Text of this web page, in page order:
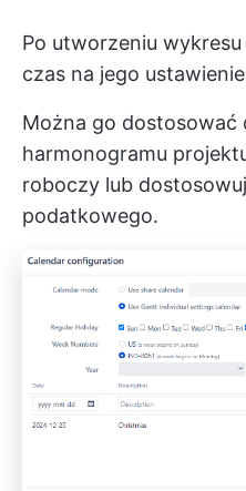
Po utworzeniu
czas na jego
Można go dostosować
harmonogramu
roboczy lub
podatkowego.